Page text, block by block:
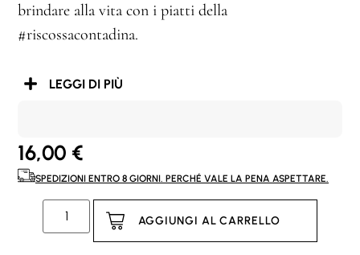
brindare alla vita con i piatti della
#riscossacontadina.
LEGGI DI PIÙ
16,00 €
SPEDIZIONI ENTRO 8 GIORNI. PERCHÉ VALE LA PENA ASPETTARE.
AGGIUNGI AL CARRELLO